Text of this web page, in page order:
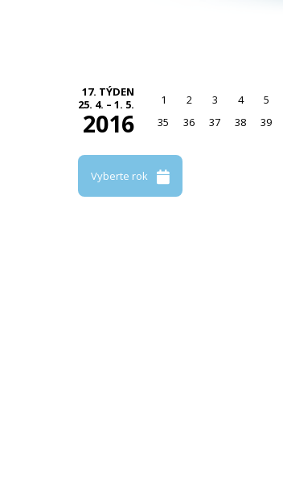
17. TÝDEN
25. 4. – 1. 5.
2016
1 2 3 4 5
35
36 37 38 39
Vyberte rok